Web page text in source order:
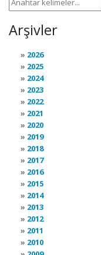
Arşivler
2026
2025
2024
2023
2022
2021
2020
2019
2018
2017
2016
2015
2014
2013
2012
2011
2010